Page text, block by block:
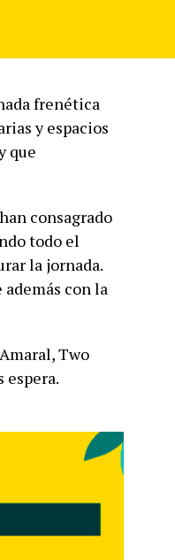
frenética
y espacios
que
consagrado
todo el
la jornada.
con la
Two
espera.